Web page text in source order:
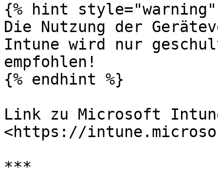
{% hint style="warning"
Die Nutzung der
Intune wird nur
empfohlen!
{% endhint %}
Link zu Microsoft
<https://
***